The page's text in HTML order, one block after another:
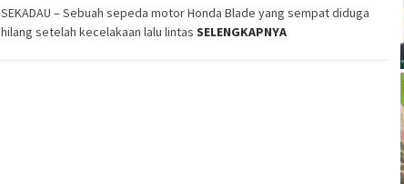
SEKADAU – Sebuah sepeda motor Honda Blade yang sempat diduga
hilang setelah kecelakaan lalu lintas SELENGKAPNYA